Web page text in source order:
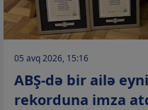
05 avq 2026, 15:16
ABŞ-də bir ailə
rekorduna imza